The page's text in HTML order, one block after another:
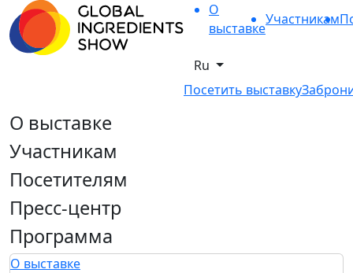
О
выставке
Участникам
Ru
Посетить выставку
О выставке
Участникам
Посетителям
Пресс-центр
Программа
О выставке